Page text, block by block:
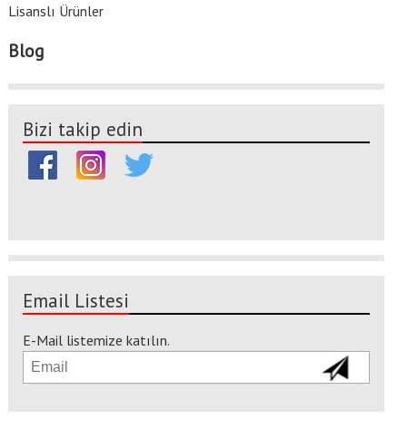
Lisanslı Ürünler
Blog
Bizi takip edin
Email Listesi
E-Mail listemize katılın.